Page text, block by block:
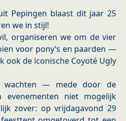
Pepingen blaast dit jaar 25
we in stijl!
organiseren we om de vier
voor pony’s en paarden —
ook de iconische Coyoté Ugly
wachten — mede door de
evenementen niet mogelijk
zover: op vrijdagavond 29